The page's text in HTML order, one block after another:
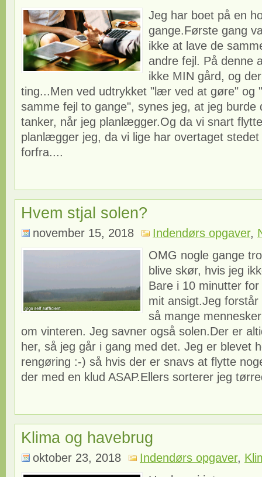
Jeg har boet på en
gange.Første gang
ikke at lave de
andre fejl. På denne
ikke MIN gård, og
ting...Men ved udtrykket "lær ved at gøre" og
samme fejl to gange", synes jeg, at jeg burde
tanker, når jeg planlægger.Og da vi snart
planlægger jeg, da vi lige har overtaget
forfra....
Hvem stjal solen?
november 15, 2018 Indendørs opgaver,
OMG nogle gange
blive skør, hvis jeg
Bare i 10 minutter
mit ansigt.Jeg
så mange
om vinteren. Jeg savner også solen.Der er
her, så jeg går i gang med det. Jeg er blevet
rengøring :-) så hvis der er snavs at flytte
der med en klud ASAP.Ellers sorterer jeg
Klima og havebrug
oktober 23, 2018 Indendørs opgaver,